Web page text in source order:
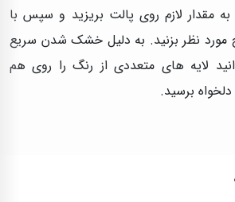
مقدار لازم روی پالت بریزید و سپس با
مورد نظر بزنید. به دلیل خشک شدن سریع
لایه‌ های متعددی از رنگ را روی هم
برسید.